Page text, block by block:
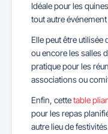
Idéale pour les
tout autre
Elle peut être utilisée
ou encore les salles
pratique pour les
associations ou
Enfin, cettetable
pour les repas
autre lieu de